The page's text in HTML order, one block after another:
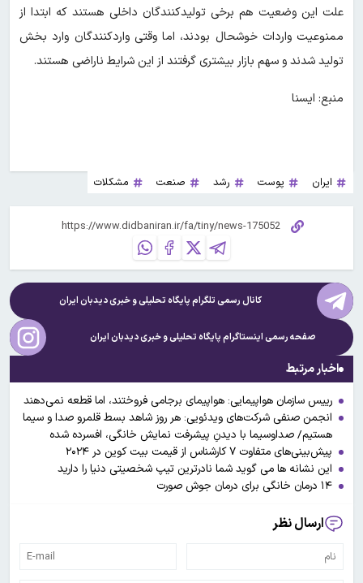
علت این وضعیت هم برخی تولیدکنندگان داخلی هستند که ابتدا از
ممنوعیت واردات خوشحال بودند، اما وقتی واردکنندگان وارد بخش
تولید شدند و سهم بازار بیشتری گرفتند از این شرایط ناراضی هستند.
منبع: ایسنا
ایران پوست رشد صنعت مشکلات
کانال رسمی تلگرام پایگاه تحلیلی و خبریدیدبان ایران
صفحه رسمی اینستاگرام پایگاه تحلیلی و خبریدیدبان ایران
اخبار مرتبط
رییس سازمان هواپیمایی: هواپیمای برجامی فروختند، اما قطعه نمی‌دهند
انجمن صنفی شرکت‌های ویدئویی: هر روز شاهد بسط قلمرو صدا و سیما
هستیم/ صداوسیما با دیدنِ پیشرفت نمایش خانگی، افسرده شده
پیش‌بینی‌های متفاوت ۷ کارشناس از قیمت بیت کوین در ۲۰۲۴
این نشانه ها می گوید شما نادرترین تیپ شخصیتی دنیا را دارید
۱۴ درمان خانگی برای درمان جوش صورت
ارسال نظر